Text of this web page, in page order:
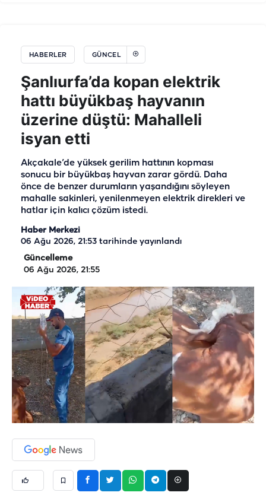
HABERLER GÜNCEL
Şanlıurfa’da kopan elektrik
hattı büyükbaş hayvanın
üzerine düştü: Mahalleli
isyan etti
Akçakale’de yüksek gerilim hattının kopması
sonucu bir büyükbaş hayvan zarar gördü. Daha
önce de benzer durumların yaşandığını söyleyen
mahalle sakinleri, yenilenmeyen elektrik direkleri ve
hatlar için kalıcı çözüm istedi.
Haber Merkezi
06 Ağu 2026, 21:53 tarihinde yayınlandı
Güncelleme
06 Ağu 2026, 21:55